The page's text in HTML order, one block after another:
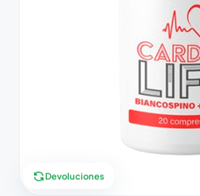
Devoluciones